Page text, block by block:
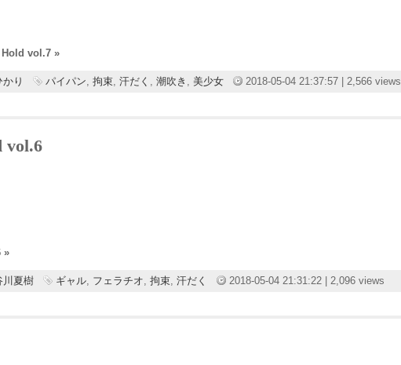
Hold vol.7 »
り パイパン 拘束, 汗だく 潮吹き 美少女 2018-05-04 21:37:57 | 2,566 views
vol.6
»
川夏樹 ギャル, フェラチオ, 拘束, 汗だく 2018-05-04 21:31:22 | 2,096 views